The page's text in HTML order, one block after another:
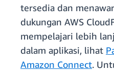
tersedia dan
dukungan AWS
mempelajari lebih
dalam aplikasi, lihat
Amazon Connect.